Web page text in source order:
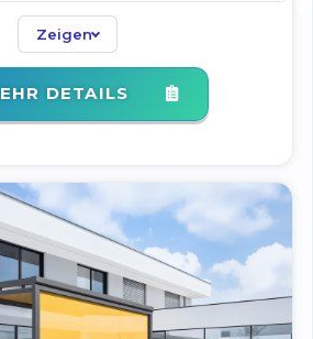
Fachgerechte Installation
Zeigen
DETAILS